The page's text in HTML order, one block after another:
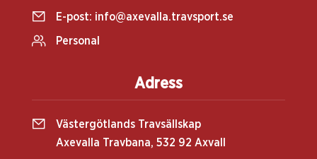
E-post: info@axevalla.travsport.se
Personal
Adress
Västergötlands Travsällskap
Axevalla Travbana, 532 92 Axvall